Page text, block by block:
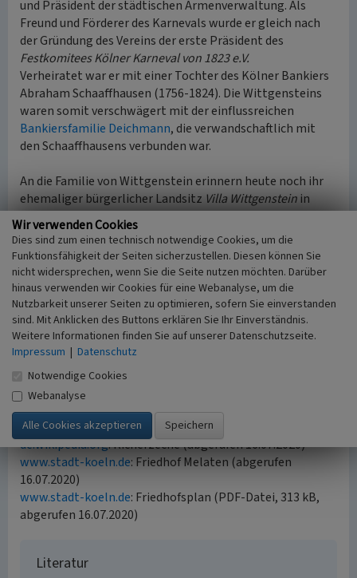
und Präsident der städtischen Armenverwaltung. Als
Freund und Förderer des Karnevals wurde er gleich nach
der Gründung des Vereins der erste Präsident des
Festkomitees Kölner Karneval von 1823 e.V.
Verheiratet war er mit einer Tochter des Kölner Bankiers
Abraham Schaaffhausen (1756-1824). Die Wittgensteins
waren somit verschwägert mit der einflussreichen
Bankiersfamilie Deichmann, die verwandschaftlich mit
den Schaaffhausens verbunden war.
An die Familie von Wittgenstein erinnern heute noch ihr
ehemaliger bürgerlicher Landsitz Villa Wittgensteinin
Bornheim-Roisdorf sowie die Wittgensteinstraße im
Kölner StadtteilLindenthal.
(Katharina Grünwald, LVR-Redaktion KuLaDig, 2020)
Internet
de.wikisource.org: Johann Jakob von Wittgenstein
(abgerufen 20.07.2020)
de.wikipedia.org: Johann Jakob von Wittgenstein
(abgerufen 16.07.2020)
de.wikipedia.org
16.07.2020)
de.wikipedia.org: Kölner Patriziat (abgerufen 16.07.2020)
de.wikipedia.org: Richerzeche (abgerufen 16.07.2020)
www.stadt-koeln.de: Friedhof Melaten (abgerufen
16.07.2020)
www.stadt-koeln.de: Friedhofsplan (PDF-Datei, 313 kB,
abgerufen 16.07.2020)
Literatur
Wir verwenden Cookies
Dies sind zum einen technisch notwendige Cookies, um die
Funktionsfähigkeit der Seiten sicherzustellen. Diesen können Sie
nicht widersprechen, wenn Sie die Seite nutzen möchten. Darüber
hinaus verwenden wir Cookies für eine Webanalyse, um die
Nutzbarkeit unserer Seiten zu optimieren, sofern Sie einverstanden
sind. Mit Anklicken des Buttons erklären Sie Ihr Einverständnis.
Weitere Informationen finden Sie auf unserer Datenschutzseite.
Impressum | Datenschutz
Notwendige Cookies
Webanalyse